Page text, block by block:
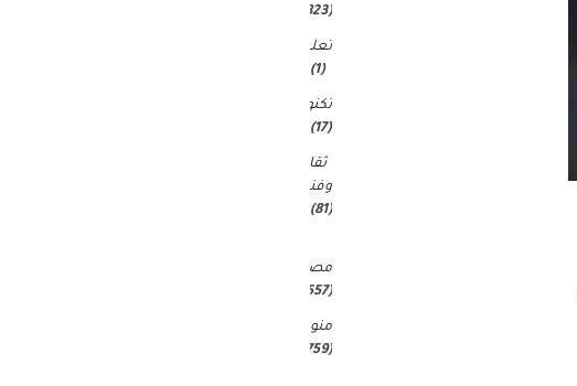
(4٬823)
تعليم
(1)
تكنولوجيا
(17)
ثقافة
وفنون
(81)
مصنف
(25٬557)
منوعات
(4٬759)